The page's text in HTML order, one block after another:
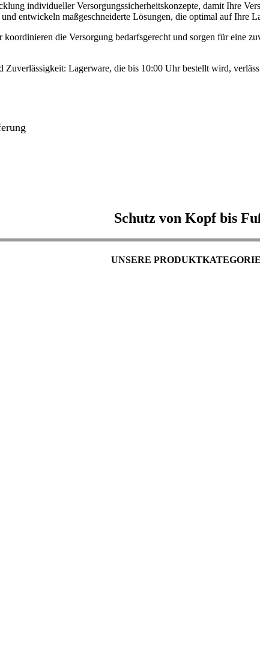
individueller Versorgungssicherheitskonzepte, damit Ihre
entwickeln maßgeschneiderte Lösungen, die optimal auf Ihre
die Versorgung bedarfsgerecht und sorgen für eine
Lagerware, die bis 10:00 Uhr bestellt wird,
Schutz von Kopf bis
UNSERE